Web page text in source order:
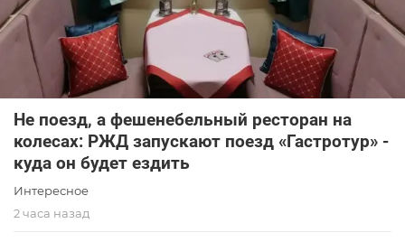
Не поезд, а фешенебельный ресторан на
колесах: РЖД запускают поезд «Гастротур» -
куда он будет ездить
Интересное
2 часа назад